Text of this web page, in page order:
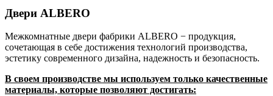
Двери ALBERO
Межкомнатные двери фабрики ALBERO − продукция,
сочетающая в себе достижения технологий производства,
эстетику современного дизайна, надежность и безопасность.
В своем производстве мы используем только качественные
материалы, которые позволяют достигать: